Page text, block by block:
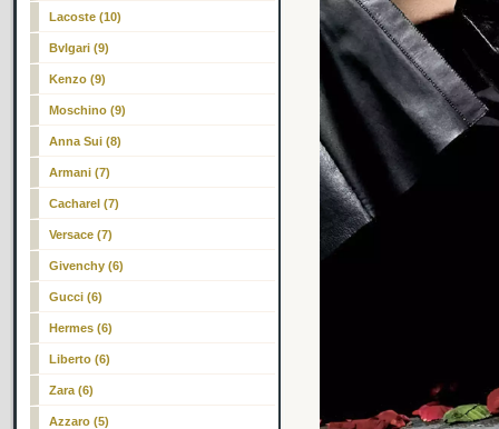
Lacoste (10)
Bvlgari (9)
Kenzo (9)
Moschino (9)
Anna Sui (8)
Armani (7)
Cacharel (7)
Versace (7)
Givenchy (6)
Gucci (6)
Hermes (6)
Liberto (6)
Zara (6)
Azzaro (5)